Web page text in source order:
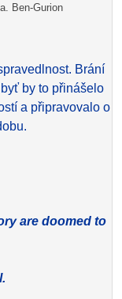
Ben-Gurion
Brání
by to přinášelo
a připravovalo o
are doomed to